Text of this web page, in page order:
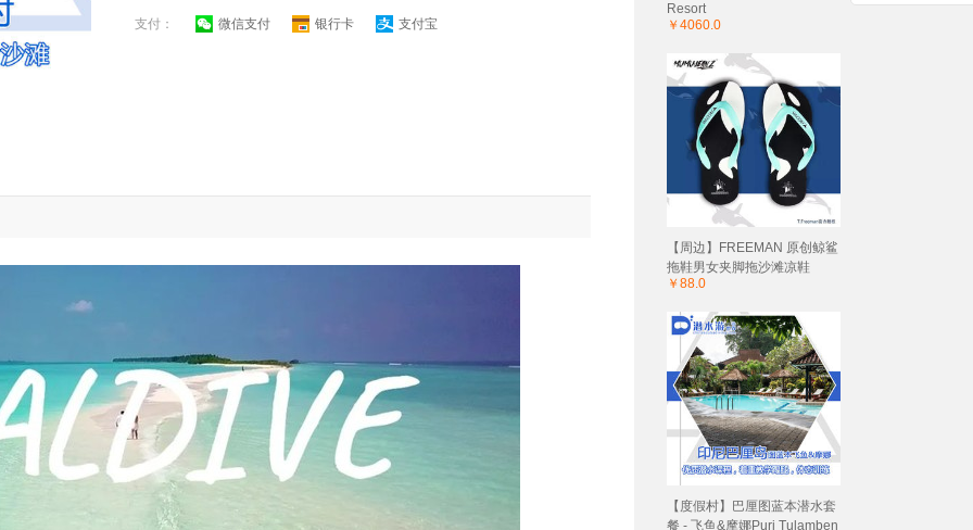
支付： 微信支付 银行卡 支付宝
Resort
￥4060.0
【周边】FREEMAN 原创鲸鲨
拖鞋男女夹脚拖沙滩凉鞋
￥88.0
【度假村】巴厘图蓝本潜水套
餐 - 飞鱼&摩娜Puri Tulamben